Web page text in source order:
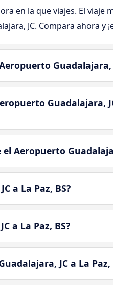
en la que viajes. El viaje
JC. Compara ahora y
Guadalajara,
Guadalajara,
Aeropuerto
a La Paz, BS?
a La Paz, BS?
JC a La Paz,